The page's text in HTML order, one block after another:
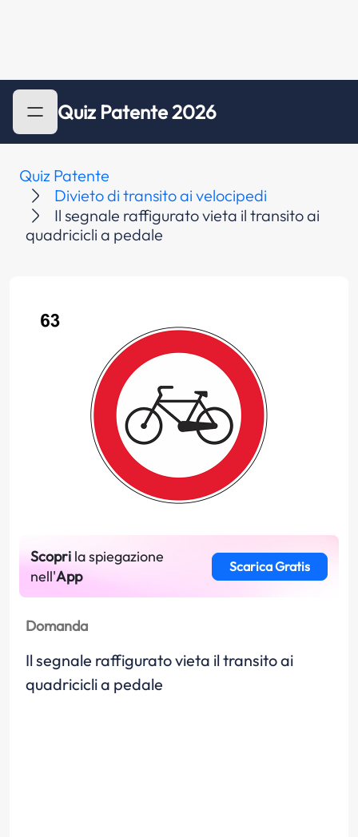
Quiz Patente 2026
Quiz Patente
Divieto di transito ai velocipedi
Il segnale raffigurato vieta il transito ai
quadricicli a pedale
Scopri la spiegazione
nell'App
Scarica Gratis
Domanda
Il segnale raffigurato vieta il transito ai
quadricicli a pedale